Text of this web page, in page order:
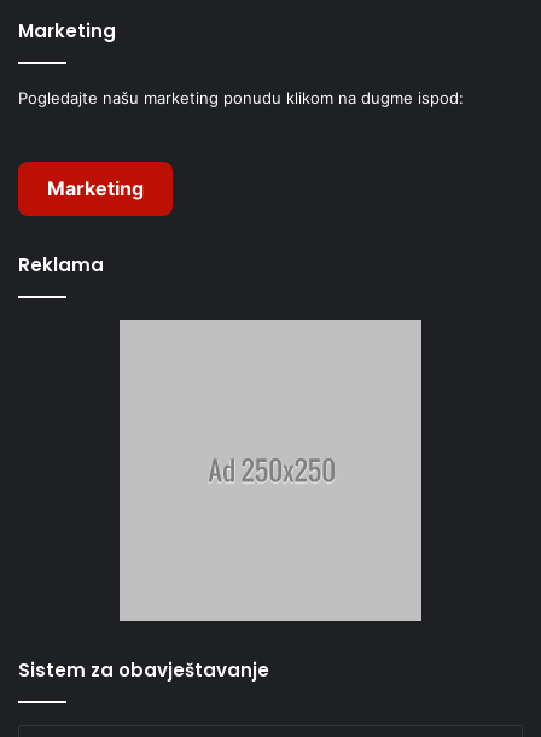
Marketing
Pogledajte našu marketing ponudu klikom na dugme ispod:
Marketing
Reklama
Sistem za obavještavanje